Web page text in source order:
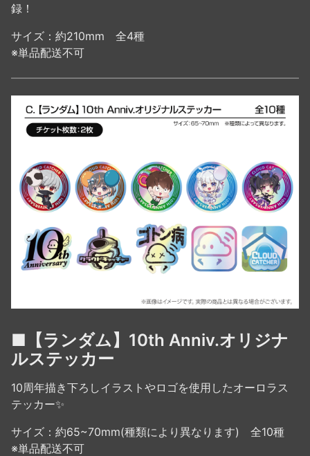
録！
サイズ：約210mm 全4種
※単品配送不可
■【ランダム】10th Anniv.オリジナ
ルステッカー
10周年描き下ろしイラストやロゴを使用したオーロラス
テッカー✨
サイズ：約65~70mm(種類により異なります) 全10種
※単品配送不可